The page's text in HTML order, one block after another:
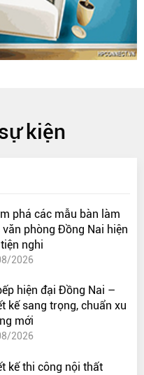
kiện
phá các mẫu bàn làm
văn phòng Đồng Nai hiện
nghi
2026
hiện đại Đồng Nai –
kế sang trọng, chuẩn xu
mới
2026
kế thi công nội thất